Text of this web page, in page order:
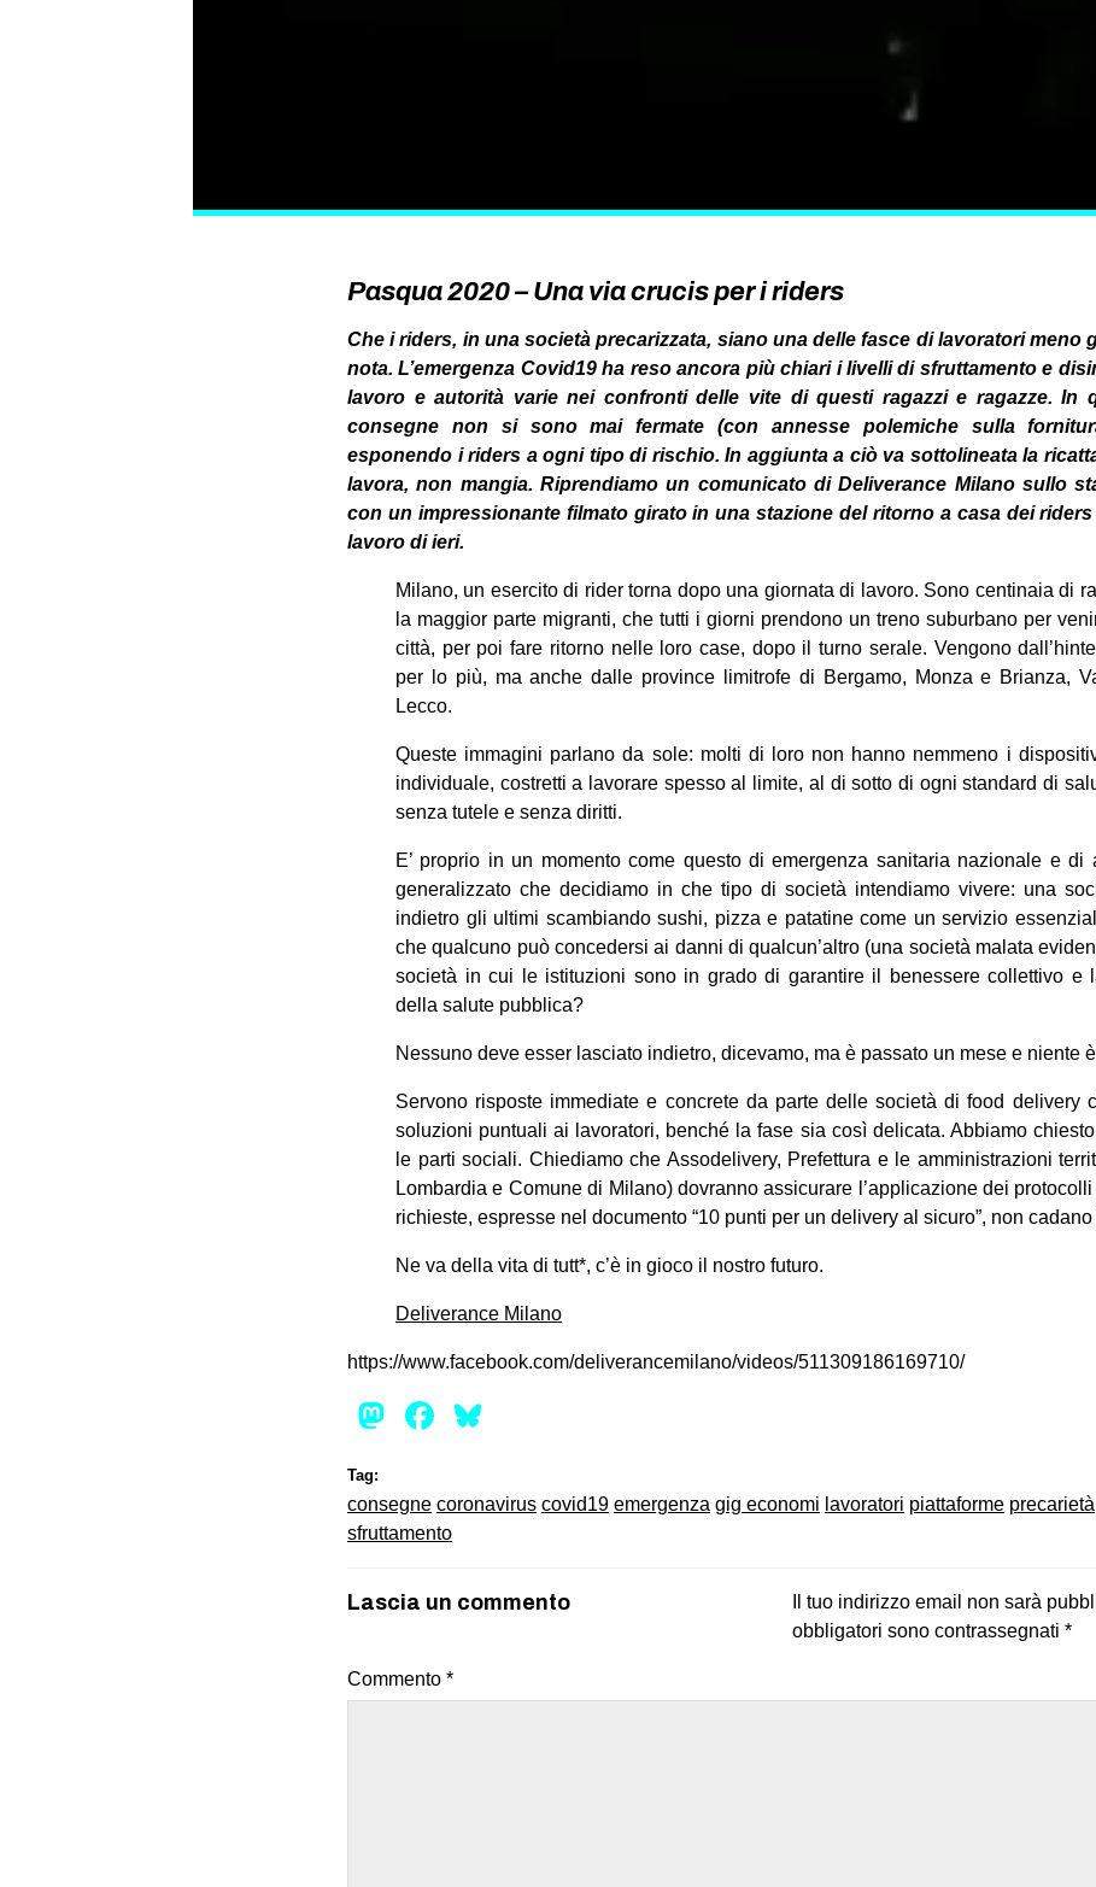
Pasqua 2020 – Una via crucis per i riders
Che i riders, in una società precarizzata, siano una delle fasce di lavoratori meno
nota. L’emergenza Covid19 ha reso ancora più chiari i livelli di sfruttamento e
lavoro e autorità varie nei confronti delle vite di questi ragazzi e ragazze. In
consegne non si sono mai fermate (con annesse polemiche sulla
esponendo i riders a ogni tipo di rischio. In aggiunta a ciò va sottolineata la
lavora, non mangia. Riprendiamo un comunicato di Deliverance Milano sullo
con un impressionante filmato girato in una stazione del ritorno a casa dei
lavoro di ieri.
Milano, un esercito di rider torna dopo una giornata di lavoro. Sono centinaia di
la maggior parte migranti, che tutti i giorni prendono un treno suburbano per
città, per poi fare ritorno nelle loro case, dopo il turno serale. Vengono
per lo più, ma anche dalle province limitrofe di Bergamo, Monza e Brianza,
Lecco.
Queste immagini parlano da sole: molti di loro non hanno nemmeno i
individuale, costretti a lavorare spesso al limite, al di sotto di ogni standard di
senza tutele e senza diritti.
E’ proprio in un momento come questo di emergenza sanitaria nazionale e di
generalizzato che decidiamo in che tipo di società intendiamo vivere: una
indietro gli ultimi scambiando sushi, pizza e patatine come un servizio
che qualcuno può concedersi ai danni di qualcun’altro (una società malata
società in cui le istituzioni sono in grado di garantire il benessere collettivo e
della salute pubblica?
Nessuno deve esser lasciato indietro, dicevamo, ma è passato un mese e niente
Servono risposte immediate e concrete da parte delle società di food delivery
soluzioni puntuali ai lavoratori, benché la fase sia così delicata. Abbiamo
le parti sociali. Chiediamo che Assodelivery, Prefettura e le amministrazioni
Lombardia e Comune di Milano) dovranno assicurare l’applicazione dei
richieste, espresse nel documento “10 punti per un delivery al sicuro”, non
Ne va della vita di tutt*, c’è in gioco il nostro futuro.
Deliverance Milano
https://www.facebook.com/deliverancemilano/videos/511309186169710/
Mastodon
Facebook
Tag:
consegne coronavirus covid19 emergenza gig economi lavoratori piattaforme precarietà
sfruttamento
Lascia un commento Il tuo indirizzo email non sarà
obbligatori sono contrassegnati *
Commento *